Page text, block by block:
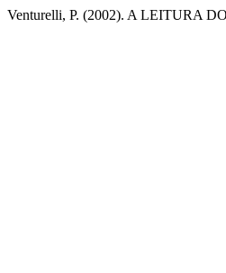
Venturelli, P. (2002). A LEITURA